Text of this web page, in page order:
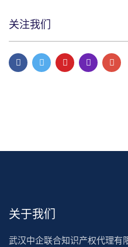
关注我们
关于我们
武汉中企联合知识产权代理有